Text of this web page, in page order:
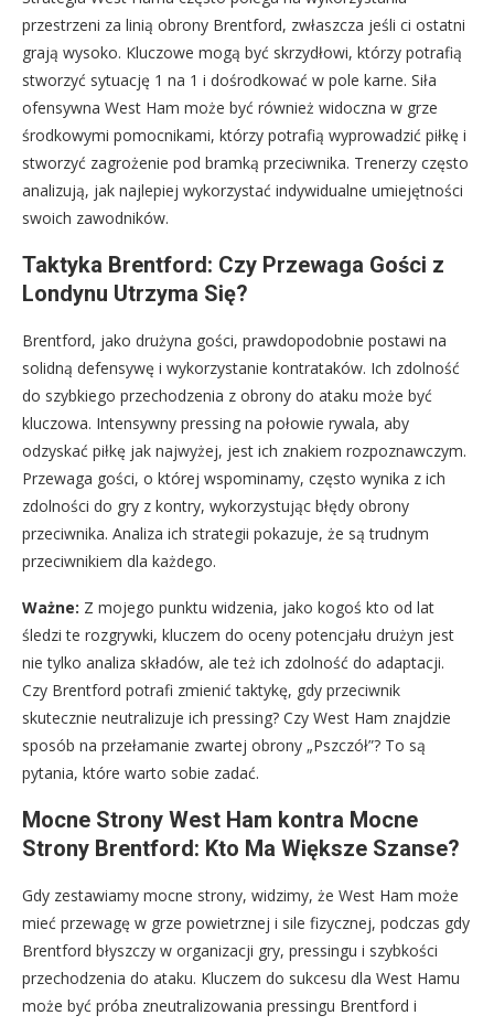
przestrzeni za linią obrony Brentford, zwłaszcza jeśli ci ostatni
grają wysoko. Kluczowe mogą być skrzydłowi, którzy potrafią
stworzyć sytuację 1 na 1 i dośrodkować w pole karne. Siła
ofensywna West Ham może być również widoczna w grze
środkowymi pomocnikami, którzy potrafią wyprowadzić piłkę i
stworzyć zagrożenie pod bramką przeciwnika. Trenerzy często
analizują, jak najlepiej wykorzystać indywidualne umiejętności
swoich zawodników.
Taktyka Brentford: Czy Przewaga Gości z
Londynu Utrzyma Się?
Brentford, jako drużyna gości, prawdopodobnie postawi na
solidną defensywę i wykorzystanie kontrataków. Ich zdolność
do szybkiego przechodzenia z obrony do ataku może być
kluczowa. Intensywny pressing na połowie rywala, aby
odzyskać piłkę jak najwyżej, jest ich znakiem rozpoznawczym.
Przewaga gości, o której wspominamy, często wynika z ich
zdolności do gry z kontry, wykorzystując błędy obrony
przeciwnika. Analiza ich strategii pokazuje, że są trudnym
przeciwnikiem dla każdego.
Ważne: Z mojego punktu widzenia, jako kogoś kto od lat
śledzi te rozgrywki, kluczem do oceny potencjału drużyn jest
nie tylko analiza składów, ale też ich zdolność do adaptacji.
Czy Brentford potrafi zmienić taktykę, gdy przeciwnik
skutecznie neutralizuje ich pressing? Czy West Ham znajdzie
sposób na przełamanie zwartej obrony „Pszczół”? To są
pytania, które warto sobie zadać.
Mocne Strony West Ham kontra Mocne
Strony Brentford: Kto Ma Większe Szanse?
Gdy zestawiamy mocne strony, widzimy, że West Ham może
mieć przewagę w grze powietrznej i sile fizycznej, podczas gdy
Brentford błyszczy w organizacji gry, pressingu i szybkości
przechodzenia do ataku. Kluczem do sukcesu dla West Hamu
może być próba zneutralizowania pressingu Brentford i